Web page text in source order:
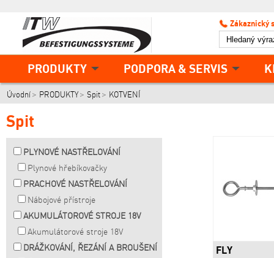
PRODUKTY PODPORA & SERVIS
Zákaznický
Úvodní PRODUKTY Spit KOTVENÍ
Spit
PLYNOVÉ NASTŘELOVÁNÍ
Plynové hřebíkovačky
PRACHOVÉ NASTŘELOVÁNÍ
Nábojové přístroje
AKUMULÁTOROVÉ STROJE 18V
Akumulátorové stroje 18V
DRÁŽKOVÁNÍ, ŘEZÁNÍ A BROUŠENÍ
FLY